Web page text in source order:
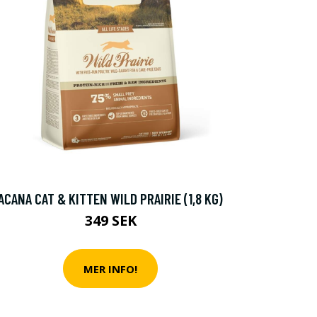
CAT & KITTEN WILD PRAIRIE (1,8 KG)
349 SEK
MER INFO!